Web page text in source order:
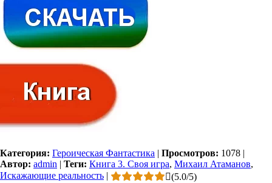
Категория: Героическая Фантастика | Просмотров: 1078 |
Автор: admin | Теги: Книга 3. Своя игра, Михаил Атаманов,
Искажающие реальность | (5.0/5)